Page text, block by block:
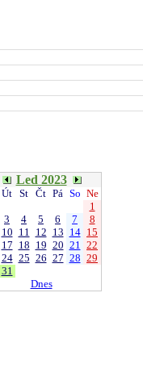
Led 2023
Út St Čt Pá So Ne
1
3 4 5 6 7
8
10 11 12 13 14 15
17 18 19 20 21 22
24 25 26 27 28 29
31
Dnes